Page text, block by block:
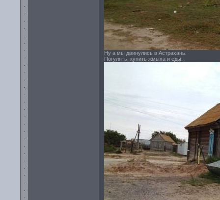
Ну а мы двинулись в Астрахань.
Погулять, купить жмыха и еды.